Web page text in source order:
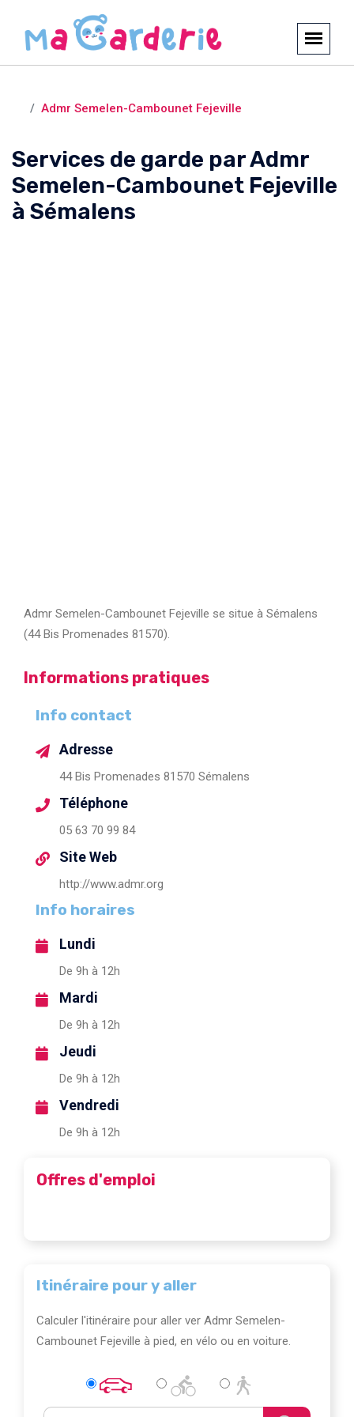
Admr Semelen-Cambounet Fejeville
Services de garde par Admr
Semelen-Cambounet Fejeville
à Sémalens
Admr Semelen-Cambounet Fejeville se situe à Sémalens
(44 Bis Promenades 81570).
Informations pratiques
Info contact
Adresse
44 Bis Promenades 81570 Sémalens
Téléphone
05 63 70 99 84
Site Web
http://www.admr.org
Info horaires
Lundi
De 9h à 12h
Mardi
De 9h à 12h
Jeudi
De 9h à 12h
Vendredi
De 9h à 12h
Offres d'emploi
Itinéraire pour y aller
Calculer l'itinéraire pour aller ver Admr Semelen-
Cambounet Fejeville à pied, en vélo ou en voiture.